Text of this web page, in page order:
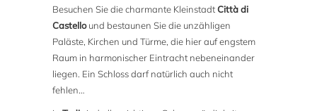
Besuchen Sie die charmante KleinstadtCittà di
Castellound bestaunen Sie die unzähligen
Paläste, Kirchen und Türme, die hier auf engstem
Raum in harmonischer Eintracht nebeneinander
liegen. Ein Schloss darf natürlich auch nicht
fehlen…